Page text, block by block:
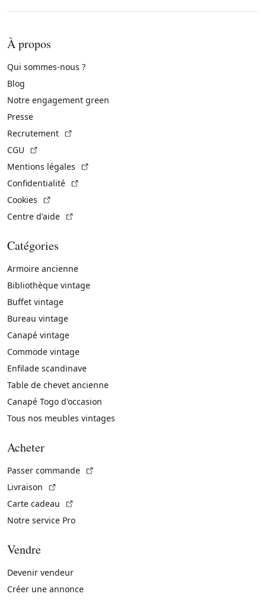
À propos
Qui sommes-nous ?
Blog
Notre engagement green
Presse
Recrutement
CGU
Mentions légales
Confidentialité
Cookies
Centre d'aide
Catégories
Armoire ancienne
Bibliothèque vintage
Buffet vintage
Bureau vintage
Canapé vintage
Commode vintage
Enfilade scandinave
Table de chevet ancienne
Canapé Togo d'occasion
Tous nos meubles vintages
Acheter
Passer commande
Livraison
Carte cadeau
Notre service Pro
Vendre
Devenir vendeur
Créer une annonce